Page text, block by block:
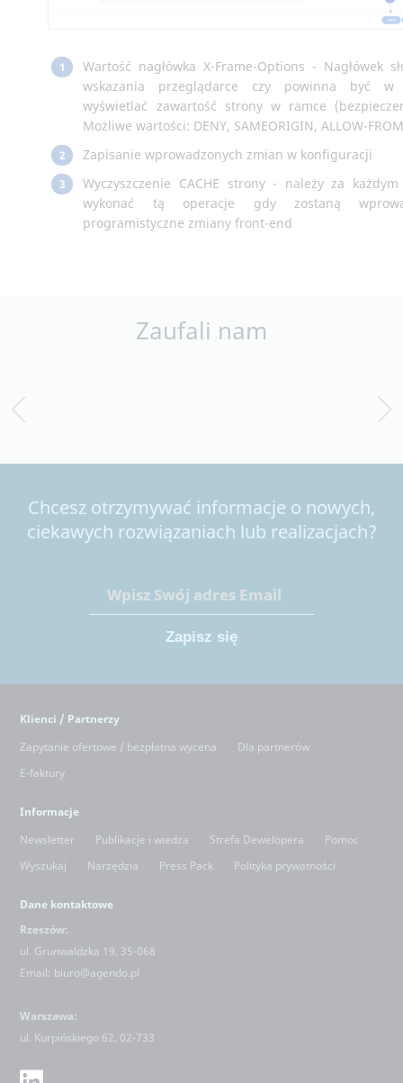
1
Wartość nagłówka X-Frame-Options - Nagłówek
wskazania przeglądarce czy powinna być w
wyświetlać zawartość strony w ramce
Możliwe wartości: DENY, SAMEORIGIN, ALLOW-
2 Zapisanie wprowadzonych zmian w konfiguracji
3
Wyczyszczenie CACHE strony - należy za
wykonać tą operacje gdy zostaną
programistyczne zmiany front-end
Zaufali nam
Chcesz otrzymywać informacje o nowych,
ciekawych rozwiązaniach lub realizacjach?
Klienci / Partnerzy
Zapytanie ofertowe / bezpłatna wycena
Dla partnerów
E-faktury
Informacje
Newsletter
Publikacje i wiedza Strefa Dewelopera
Pomoc
Wyszukaj
Narzędzia Press Pack Polityka prywatności
Dane kontaktowe
Rzeszów:
ul. Grunwaldzka 19, 35-068
Email: biuro@agendo.pl
Warszawa:
ul. Kurpińskiego 62, 02-733